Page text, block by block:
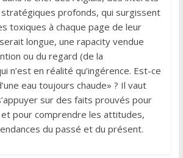
profonds, qui surgissent
toxiques à chaque page de leur
longue, une rapacity vendue
ou du regard (de la
n’est en réalité qu’ingérence. Est-ce
eau toujours chaude» ? Il vaut
sur des faits prouvés pour
et pour comprendre les attitudes,
du passé et du présent.